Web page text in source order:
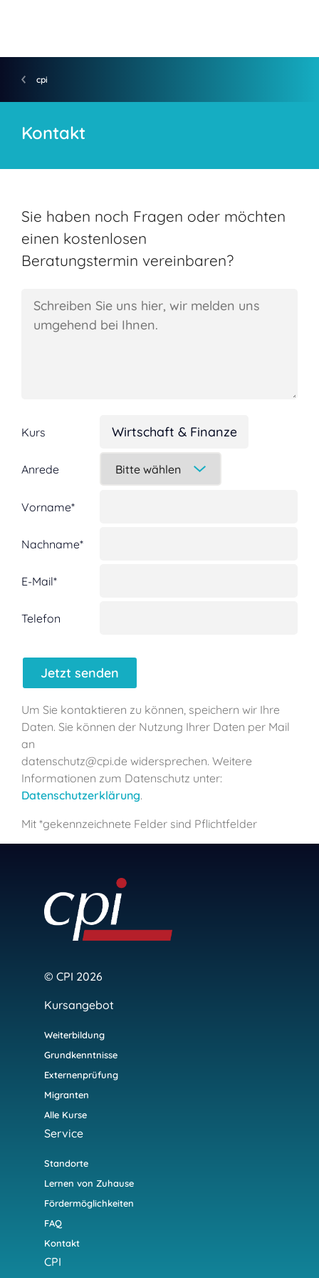
cpi
Kontakt
Sie haben noch Fragen oder möchten
einen kostenlosen
Beratungstermin vereinbaren?
Kurs
Anrede
Vorname*
Nachname*
E-Mail*
Telefon
Um Sie kontaktieren zu können, speichern wir Ihre
Daten. Sie können der Nutzung Ihrer Daten per Mail
an
datenschutz@cpi.de widersprechen. Weitere
Informationen zum Datenschutz unter:
Datenschutzerklärung.
Mit *gekennzeichnete Felder sind Pflichtfelder
© CPI 2026
Kursangebot
Weiterbildung
Grundkenntnisse
Externenprüfung
Migranten
Alle Kurse
Service
Standorte
Lernen von Zuhause
Fördermöglichkeiten
FAQ
Kontakt
CPI